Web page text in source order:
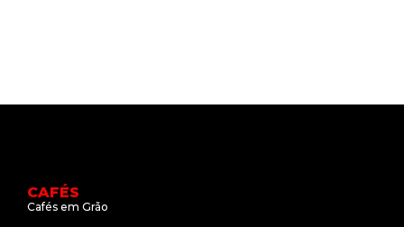
CAFÉS
Cafés em Grão